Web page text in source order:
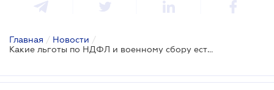
Главная / Новости /
Какие льготы по НДФЛ и военному сбору есть у волонтеров